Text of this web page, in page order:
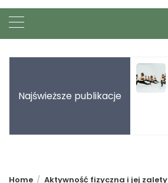
Najświeższe publikacje
obciążeniem własnego
Home Aktywność fizyczna i jej zalety